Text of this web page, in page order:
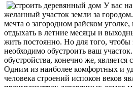
У вас
желанный участок земли за
мечта о загородном райском уголке,
отдыхать в летние месяцы и
жить постоянно. Но для того, чтобы
необходимо обустроить ваш
обустройства, конечно же, является
Одним из наиболее комфортных и
человека строений испокон веков